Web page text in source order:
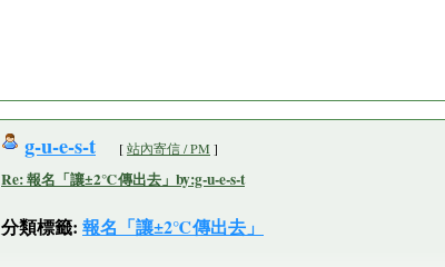
g-u-e-s-t [站內寄信 / PM ]
Re: 報名「讓±2℃傳出去」by:g-u-e-s-t
分類標籤: 報名「讓±2℃傳出去」